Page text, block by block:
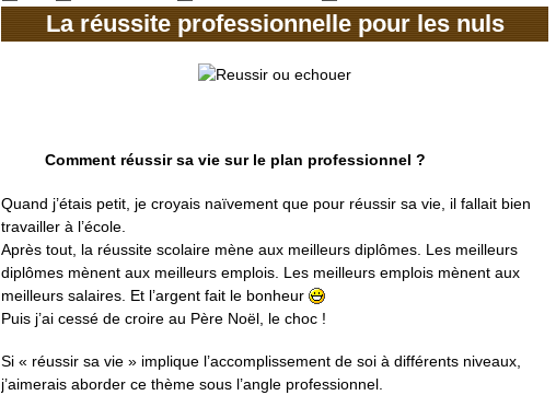
La réussite professionnelle pour les nuls
Comment réussir sa vie sur le plan professionnel ?
Quand j’étais petit, je croyais naïvement que pour réussir sa vie, il fallait bien
travailler à l’école.
Après tout, la réussite scolaire mène aux meilleurs diplômes. Les meilleurs
diplômes mènent aux meilleurs emplois. Les meilleurs emplois mènent aux
meilleurs salaires. Et l’argent fait le bonheur
Puis j’ai cessé de croire au Père Noël, le choc !
Si « réussir sa vie » implique l’accomplissement de soi à différents niveaux,
j’aimerais aborder ce thème sous l’angle professionnel.